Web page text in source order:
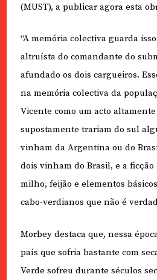
(MUST), a publicar agora esta
“A memória colectiva guarda
altruísta do comandante do
afundado os dois cargueiros.
na memória colectiva da
Vicente como um acto
supostamente trariam do sul
vinham da Argentina ou do
dois vinham do Brasil, e a
milho, feijão e elementos
cabo-verdianos que não é
Morbey destaca que, nessa
país que sofria bastante com
Verde sofreu durante séculos